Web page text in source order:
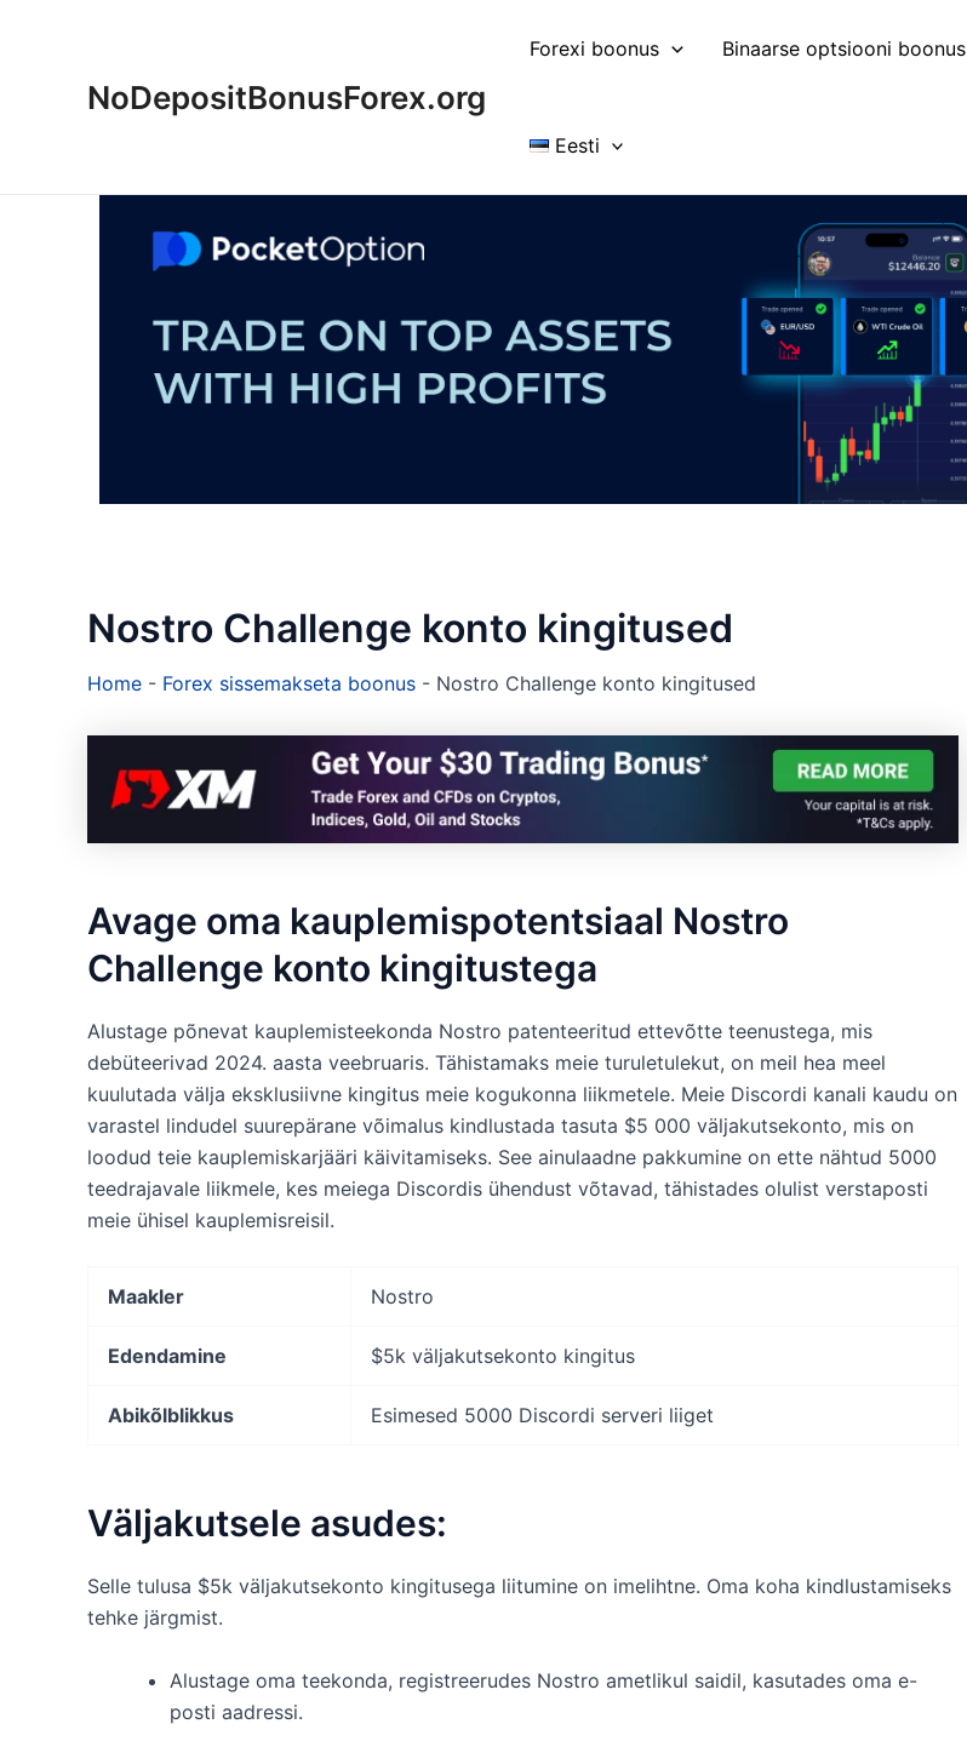
NoDepositBonusForex.org
Forexi boonus Binaarse optsiooni boonus
Eesti
Nostro Challenge konto kingitused
Home - Forex sissemakseta boonus - Nostro Challenge konto kingitused
Avage oma kauplemispotentsiaal Nostro
Challenge konto kingitustega
Alustage põnevat kauplemisteekonda Nostro patenteeritud ettevõtte teenustega, mis
debüteerivad 2024. aasta veebruaris. Tähistamaks meie turuletulekut, on meil hea meel
kuulutada välja eksklusiivne kingitus meie kogukonna liikmetele. Meie Discordi kanali kaudu on
varastel lindudel suurepärane võimalus kindlustada tasuta $5 000 väljakutsekonto, mis on
loodud teie kauplemiskarjääri käivitamiseks. See ainulaadne pakkumine on ette nähtud 5000
teedrajavale liikmele, kes meiega Discordis ühendust võtavad, tähistades olulist verstaposti
meie ühisel kauplemisreisil.
Maakler Nostro
Edendamine $5k väljakutsekonto kingitus
Abikõlblikkus Esimesed 5000 Discordi serveri liiget
Väljakutsele asudes:
Selle tulusa $5k väljakutsekonto kingitusega liitumine on imelihtne. Oma koha kindlustamiseks
tehke järgmist.
Alustage oma teekonda, registreerudes Nostro ametlikul saidil, kasutades oma e-
posti aadressi.